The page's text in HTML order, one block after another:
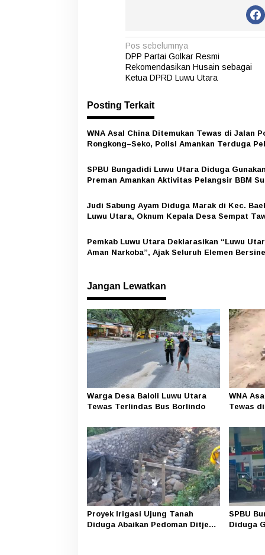
N
a
v
i
g
a
s
i
p
s
Pos sebelumnya
DPP Partai Golkar Resmi
Rekomendasikan Husain sebagai
Ketua DPRD Luwu Utara
Posting Terkait
WNA Asal China Ditemukan Tewas di Jalan
Rongkong–Seko, Polisi Amankan Terduga
SPBU Bungadidi Luwu Utara Diduga Gunakan
Preman Amankan Aktivitas Pelangsir BBM
Judi Sabung Ayam Diduga Marak di Kec.
Luwu Utara, Oknum Kepala Desa Sempat
Pemkab Luwu Utara Deklarasikan “Luwu
Aman Narkoba”, Ajak Seluruh Elemen
Jangan Lewatkan
Warga Desa Baloli Luwu Utara
Tewas Terlindas Bus Borlindo
WNA
Tewas
Pelaku
Proyek Irigasi Ujung Tanah
Diduga Abaikan Pedoman Ditjen
SPBU
Diduga